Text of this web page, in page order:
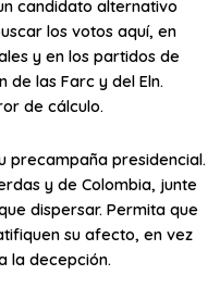
candidato alternativo
los votos aquí, en
y en los partidos de
de las Farc y del Eln.
de cálculo.
precampaña presidencial.
y de Colombia, junte
dispersar. Permita que
su afecto, en vez
la decepción.